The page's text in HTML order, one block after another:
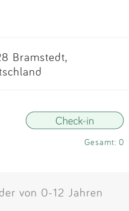
Bramstedt,
Gesamt: 0
von 0-12 Jahren